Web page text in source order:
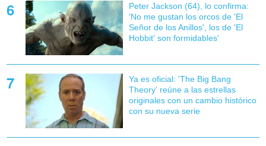
Peter Jackson (64), lo confirma:
'No me gustan los orcos de 'El
Señor de los Anillos', los de 'El
Hobbit' son formidables'
Ya es oficial: 'The Big Bang
Theory' reúne a las estrellas
originales con un cambio histórico
con su nueva serie